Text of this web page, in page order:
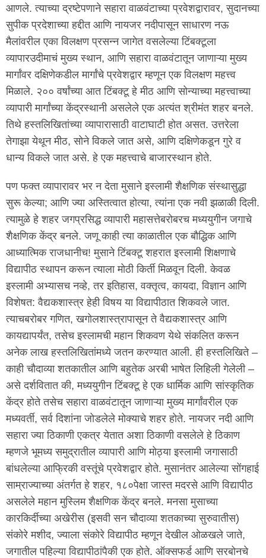
आणले. त्याच्या द्रष्टेपणाने सहारा वाळवंटाच्या प्रवेशद्वारावर, सुदानच्या
सुपीक प्रदेशाच्या हद्दीत आणि नायजर नदीपासून साधारण नऊ
मैलांवरील एका विलक्षण प्रसन्न जागेत वसलेल्या टिंबक्टूला
व्यापारउदीमाचं मुख्य स्थान, आणि सहारा वाळवंटातून जाणाऱ्या मुख्य
मार्गांवर दक्षिणेकडील मार्गांचे प्रवेशद्वार म्हणून एक विलक्षण महत्त्व
मिळाले. २०० वर्षांच्या आत टिंबक्टू हे मीठ आणि सोन्याच्या महत्त्वाच्या
व्यापारी मार्गांच्या केंद्रस्थानी असलेले एक अत्यंत श्रीमंत शहर बनले.
तिथे हस्तलिखितांच्या व्यापारासाठी वाटाघाटी होत असत. उत्तरेला
तेगाझा येथून मीठ, सोने विकले जात असे, आणि दक्षिणेकडून गुरे व
धान्य विकले जात असे. हे एक महत्त्वाचे बाजारस्थान होते.
पण फक्त व्यापारावर भर न देता मुसाने इस्लामी शैक्षणिक संस्थासुद्धा
सुरू केल्या; आणि ज्या अस्तित्वात होत्या, त्यांना एक नवी झळाळी दिली.
त्यामुळे हे शहर जगप्रसिद्ध व्यापारी महासत्तेबरोबरच मध्ययुगीन जगाचे
शैक्षणिक केंद्र बनले. जणू काही त्या काळातील एक बौद्धिक आणि
आध्यात्मिक राजधानीच! मुसाने टिंबक्टू शहरात इस्लामी शिक्षणाचे
विद्यापीठ स्थापन करून त्याला मोठी किर्ती मिळवून दिली. केवळ
इस्लामी अभ्यासच नव्हे, तर इतिहास, वक्तृत्व, कायदा, विज्ञान आणि
विशेषत: वैद्यकशास्त्र हेही विषय या विद्यापीठात शिकवले जात.
त्याचबरोबर गणित, खगोलशास्त्रापासून ते वैद्यकशास्त्र आणि
कायद्यापर्यंत, तसेच इस्लामची महान शिकवण येथे संकलित करून
अनेक लाख हस्तलिखितांमध्ये जतन करण्यात आली. ही हस्तलिखिते –
काही चौदाव्या शतकातील आणि बहुतेक अरबी भाषेत लिहिली गेलेली –
असे दर्शवितात की, मध्ययुगीन टिंबक्टू हे एक धार्मिक आणि सांस्कृतिक
केंद्र होते तसेच सहारा वाळवंटातून जाणाऱ्या मुख्य मार्गांवरील एक
मध्यवर्ती, सर्व दिशांना जोडलेले मोक्याचे शहर होते. नायजर नदी आणि
सहारा ज्या ठिकाणी एकत्र येतात अशा ठिकाणी वसलेले हे ठिकाण
म्हणजे भूमध्य समुद्रातील व्यापारी आणि मोठ्या इस्लामी जगासाठी
बांधलेल्या आफ्रिकी वस्तूंचे प्रवेशद्वार होते. मुसानंतर आलेल्या सोंगहाई
साम्राज्याच्या अंतर्गत हे शहर, १८०पेक्षा जास्त मदरसे आणि विद्यापीठ
असलेले महान मुस्लिम शैक्षणिक केंद्र बनले. मनसा मुसाच्या
कारकिर्दीच्या अखेरीस (इसवी सन चौदाव्या शतकाच्या सुरुवातीस)
संकोरे मशीद, ज्याला संकोरे विद्यापीठ म्हणून देखील ओळखले जाते,
जगातील पहिल्या विद्यापीठांपैकी एक होते. ऑक्सफर्ड आणि सरबोनचे